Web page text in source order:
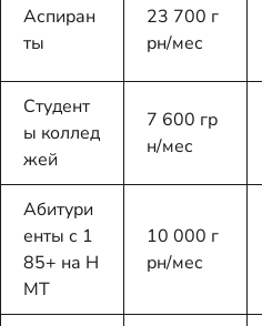
Аспиран
ты
23 700 г
рн/мес
Студент
ы коллед
жей
7 600 гр
н/мес
Абитури
енты с 1
85+ на Н
МТ
10 000 г
рн/мес